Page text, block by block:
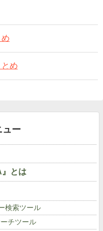
め
ュー
とは
検索ツール
チツール